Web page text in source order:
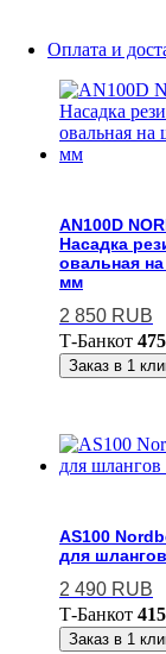
AN100D
Насадка
овальная
мм
2 850 RUB
Т-Банкот
Заказ в 1
AS100
для
2 490 RUB
Т-Банкот
Заказ в 1
Оплата и